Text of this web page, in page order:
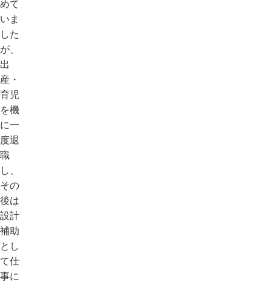
めて
いま
した
が、
出
産・
育児
を機
に一
度退
職
し、
その
後は
設計
補助
とし
て仕
事に